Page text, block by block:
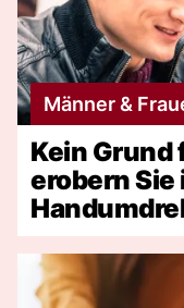
Männer &
Kein Grund
erobern Sie